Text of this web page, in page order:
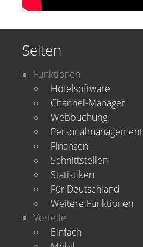
Seiten
Funktionen
Hotelsoftware
Channel-Manager
Webbuchung
Personalmanagement
Finanzen
Schnittstellen
Statistiken
Für Deutschland
Weitere Funktionen
Vorteile
Einfach